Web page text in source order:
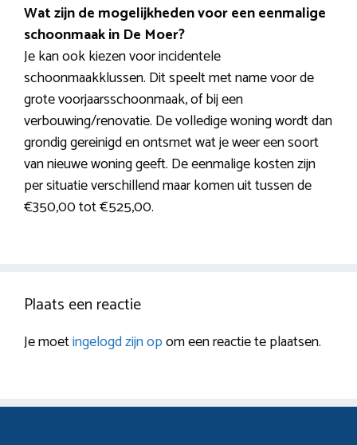
Wat zijn de mogelijkheden voor een eenmalige
schoonmaak in De Moer?
Je kan ook kiezen voor incidentele
schoonmaakklussen. Dit speelt met name voor de
grote voorjaarsschoonmaak, of bij een
verbouwing/renovatie. De volledige woning wordt dan
grondig gereinigd en ontsmet wat je weer een soort
van nieuwe woning geeft. De eenmalige kosten zijn
per situatie verschillend maar komen uit tussen de
€350,00 tot €525,00.
Plaats een reactie
Je moetingelogd zijn opom een reactie te plaatsen.